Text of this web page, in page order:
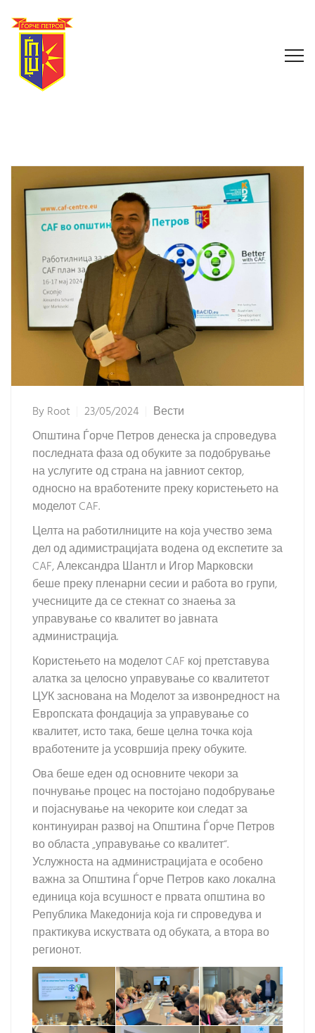
ByRoot 23/05/2024
Вести
Општина Ѓорче Петров денеска ја спроведува
последната фаза од обуките за подобрување
на услугите од страна на јавниот сектор,
односно на вработените преку користењето на
моделот CAF.
Целта на работилниците на која учество зема
дел од адимистрацијата водена од експетите за
CAF, Александра Шантл и Игор Марковски
беше преку пленарни сесии и работа во групи,
учесниците да се стекнат со знаења за
управување со квалитет во јавната
администрација.
Користењето на моделот CAF кој претставува
алатка за целосно управување со квалитетот
ЦУК заснована на Моделот за извонредност на
Европската фондација за управување со
квалитет, исто така, беше целна точка која
вработените ја усовршија преку обуките.
Ова беше еден од основните чекори за
почнување процес на постојано подобрување
и појаснување на чекорите кои следат за
континуиран развој на Општина Ѓорче Петров
во областа „управување со квалитет“.
Услужноста на администрацијата е особено
важна за Општина Ѓорче Петров како локална
единица која всушност е првата општина во
Република Македонија која ги спроведува и
практикува искуствата од обуката, а втора во
регионот.